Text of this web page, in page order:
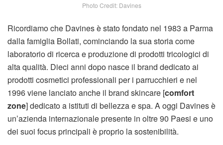
Photo Credit: Davines
Ricordiamo che Davines è stato fondato nel 1983 a Parma
dalla famiglia Bollati, cominciando la sua storia come
laboratorio di ricerca e produzione di prodotti tricologici di
alta qualità. Dieci anni dopo nasce il brand dedicato ai
prodotti cosmetici professionali per i parrucchieri e nel
1996 viene lanciato anche il brand skincare [comfort
zone] dedicato a istituti di bellezza e spa. A oggi Davines è
un’azienda internazionale presente in oltre 90 Paesi e uno
dei suoi focus principali è proprio la sostenibilità.